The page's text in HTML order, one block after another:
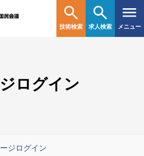
技術検索 求人検索 メニュー
ログイン
ジログイン